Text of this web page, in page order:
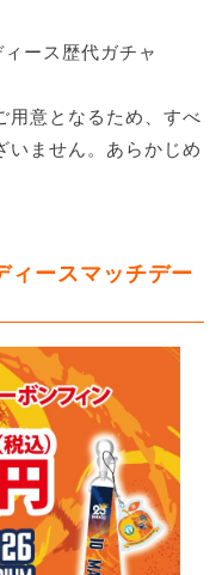
ース歴代ガチャ
意となるため、すべ
いません。あらかじめ
ィースマッチデー